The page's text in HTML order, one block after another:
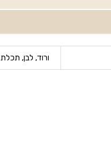
ורוד, לבן, תכלת